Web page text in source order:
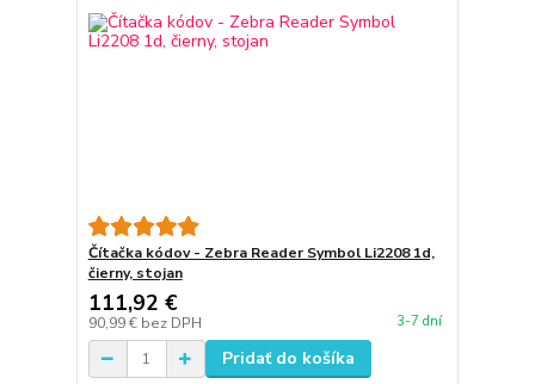
Čítačka kódov - Zebra Reader Symbol Li2208 1d,
čierny, stojan
111,92 €
90,99 € bez DPH 3-7 dní
Pridať do košíka